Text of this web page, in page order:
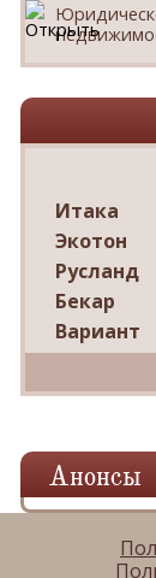
Итака
Экотон
Русланд
Бекар
Вариант
Дриада
Реал
Ваш Дом
Александр
Мир
Панорама
Анонсы